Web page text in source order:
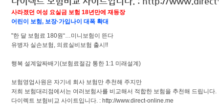
사라졌던 여성 요실금 보험 18년만에 재등장
어린이 보험, 보장·가입나이 대폭 확대
"한 달 보험료 180원“…미니보험이 뜬다
유병자 실손보험, 의료실비보험 출시!!
행복 설계알짜배기(보험료절감 통한 1:1 미래설계)
보험영업사원은 자기네 회사 보험만 추천해 주지만
저희 보험대리점에서는 여러보험사를 비교해서 적합한 보험을 추천해 드립니다.
다이렉트 보험비교 사이트입니다. : http://www.direct-online.me